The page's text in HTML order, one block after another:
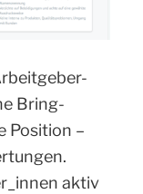
Bring-
Position –
aktiv